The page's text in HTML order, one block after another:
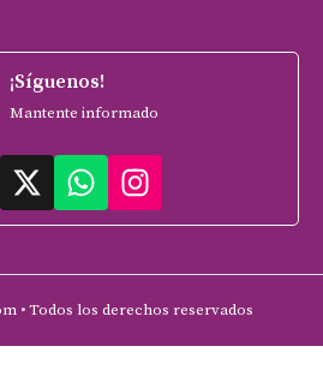
¡Síguenos!
Mantente informado
• Todos los derechos reservados